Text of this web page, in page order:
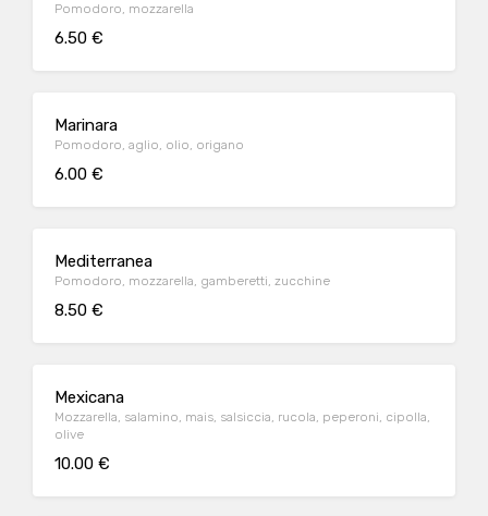
Pomodoro, mozzarella
6.50 €
Marinara
Pomodoro, aglio, olio, origano
6.00 €
Mediterranea
Pomodoro, mozzarella, gamberetti, zucchine
8.50 €
Mexicana
Mozzarella, salamino, mais, salsiccia, rucola, peperoni, cipolla,
olive
10.00 €